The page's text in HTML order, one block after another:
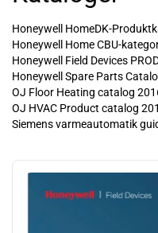
Honeywell HomeDK-
Honeywell Home CBU-
Honeywell Field Devices
Honeywell Spare Parts
OJ Floor Heating catalog
OJ HVAC Product catalog
Siemens varmeautomatik